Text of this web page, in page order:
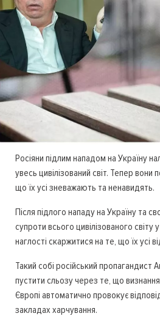
Росіяни підлим нападом на Україну
увесь цивілізований світ. Тепер вони
що їх усі зневажають та ненавидять.
Після підлого нападу на Україну та
супроти всього цивілізованого світу
наглості скаржитися на те, що їх усі
Такий собі російський пропагандист
пустити сльозу через те, що
Європі автоматично провокує
закладах харчування.